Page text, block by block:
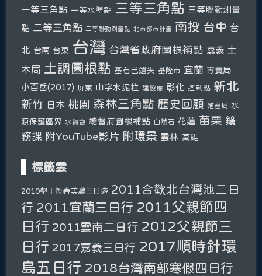
一等三角點 一等水準點 三等三角點 三等聯勤測量
點 二等三角點 二等聯勤測量點 北市都市計畫 南投 台中 台
北 台南 台東 台灣 台灣省政府圖根補點 嘉義 土
木局 土調圖根點 基石已遺失 基隆市 宜蘭 專賣局
小百岳(2017) 屏東 山字水泥柱 建設廳 彰化 控制點 新北
新竹 日本 桃園 森林三角點 歷史回顧 殖產局
水
源保護區界 水資會 總督府圖根補點 自然石 花蓮 苗栗 鑛
務課 附YouTube影片 附環景 雲林 高雄
標籤雲
2010墾丁恆春美濃三日遊 2011合歡北台灣池二日
行 2011宜蘭三日行 2011父親節四
日行 2011雲南二日行 2012父親節三
日行 2017嘉義三日行 2017順時針環
島五日行 2018台灣南部寒假四日行